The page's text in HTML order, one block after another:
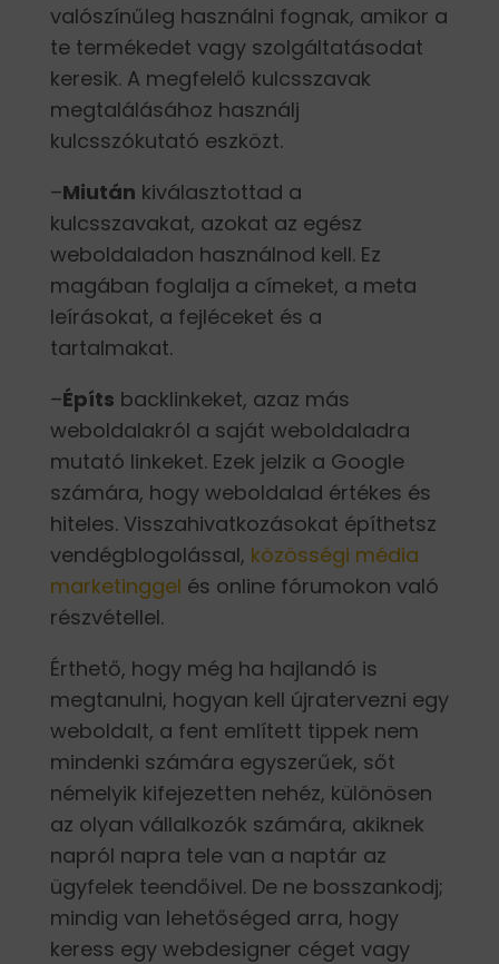
valószínűleg használni fognak, amikor a
te termékedet vagy szolgáltatásodat
keresik. A megfelelő kulcsszavak
megtalálásához használj
kulcsszókutató eszközt.
–Miután kiválasztottad a
kulcsszavakat, azokat az egész
weboldaladon használnod kell. Ez
magában foglalja a címeket, a meta
leírásokat, a fejléceket és a
tartalmakat.
–Építs backlinkeket, azaz más
weboldalakról a saját weboldaladra
mutató linkeket. Ezek jelzik a Google
számára, hogy weboldalad értékes és
hiteles. Visszahivatkozásokat építhetsz
vendégblogolással, közösségi média
marketinggel és online fórumokon való
részvétellel.
Érthető, hogy még ha hajlandó is
megtanulni, hogyan kell újratervezni egy
weboldalt, a fent említett tippek nem
mindenki számára egyszerűek, sőt
némelyik kifejezetten nehéz, különösen
az olyan vállalkozók számára, akiknek
napról napra tele van a naptár az
ügyfelek teendőivel. De ne bosszankodj;
mindig van lehetőséged arra, hogy
keress egy webdesigner céget vagy